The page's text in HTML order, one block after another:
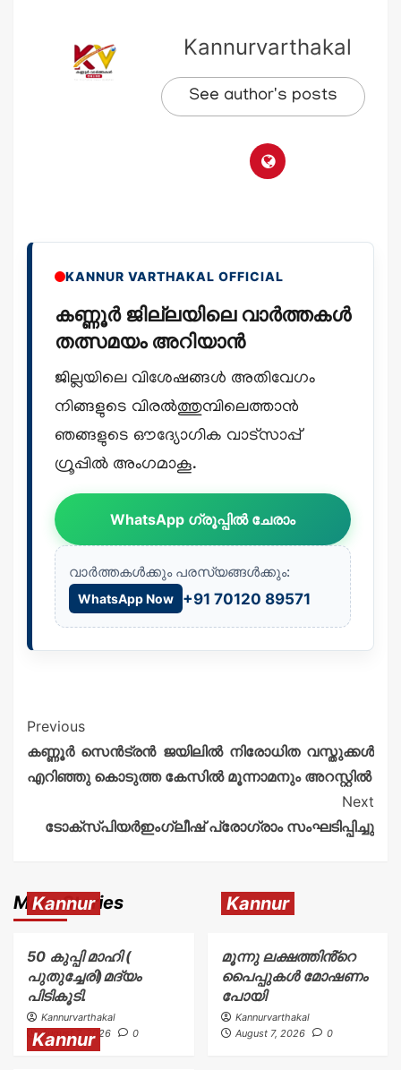
Kannurvarthakal
See author's posts
KANNUR VARTHAKAL OFFICIAL
കണ്ണൂർ ജില്ലയിലെ വാർത്തകൾ
തത്സമയം അറിയാൻ
ജില്ലയിലെ വിശേഷങ്ങൾ അതിവേഗം
നിങ്ങളുടെ വിരൽത്തുമ്പിലെത്താൻ
ഞങ്ങളുടെ ഔദ്യോഗിക വാട്സാപ്പ്
ഗ്രൂപ്പിൽ അംഗമാകൂ.
WhatsApp ഗ്രൂപ്പിൽ ചേരാം
വാർത്തകൾക്കും പരസ്യങ്ങൾക്കും:
WhatsApp Now +91 70120 89571
Previous
കണ്ണൂർ സെൻട്രൻ ജയിലിൽ നിരോധിത വസ്തുക്കൾ
എറിഞ്ഞു കൊടുത്ത കേസിൽ മൂന്നാമനും അറസ്റ്റിൽ
Next
ടോക്സ്പിയർഇംഗ്ലീഷ് പ്രോഗ്രാം സംഘടിപ്പിച്ചു
More Stories
Kannur
50 കുപ്പി മാഹി (
പുതുച്ചേരി)മദ്യം
പിടികൂടി.
Kannurvarthakal
August 7, 2026
0
Kannur
മൂന്നു ലക്ഷത്തിൻ്റെ
പൈപ്പുകൾ മോഷണം
പോയി
Kannurvarthakal
August 7, 2026
0
Kannur